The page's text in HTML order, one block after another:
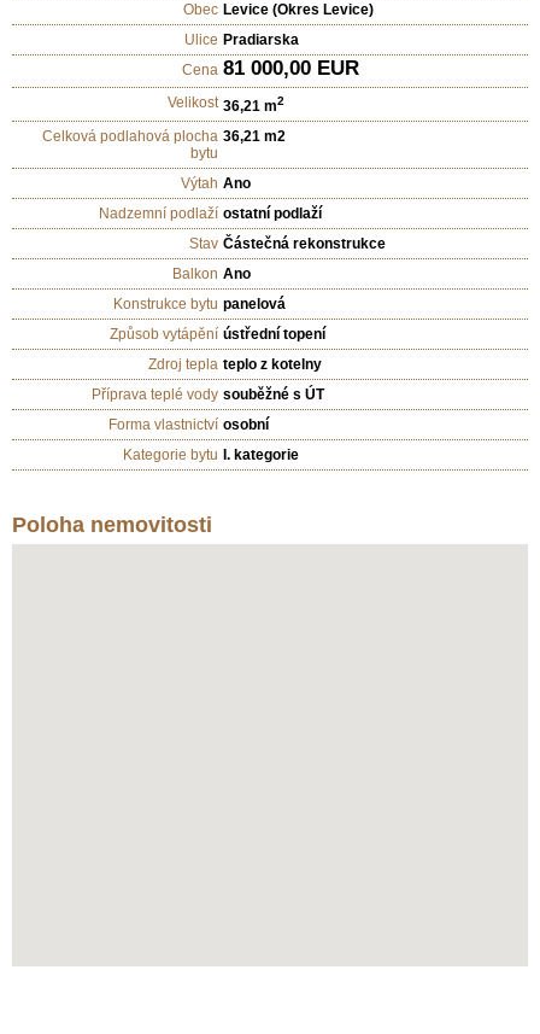
Obec Levice (Okres Levice)
Ulice Pradiarska
Cena 81 000,00 EUR
Velikost 36,21 m2
Celková podlahová plocha
bytu
36,21 m2
Výtah Ano
Nadzemní podlaží ostatní podlaží
Stav Částečná rekonstrukce
Balkon Ano
Konstrukce bytu panelová
Způsob vytápění ústřední topení
Zdroj tepla teplo z kotelny
Příprava teplé vody souběžné s ÚT
Forma vlastnictví osobní
Kategorie bytu I. kategorie
Poloha nemovitosti